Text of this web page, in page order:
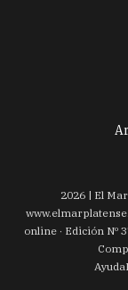
2026| El
www.
online · Edición Nº
Ayuda